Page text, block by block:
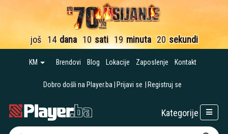
još 14 dana 10 sati 19 minuta 19 sekundi
KM Brendovi Blog Lokacije Zaposlenje Kontakt
Dobro došli na Player.ba Prijavi se Registruj se
Kategorije